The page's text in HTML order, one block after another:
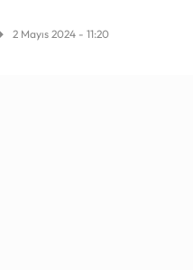
2 Mayıs 2024 - 11:20